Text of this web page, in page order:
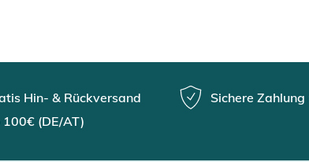
Hin- & Rückversand
(DE/AT)
Sichere Zahlung